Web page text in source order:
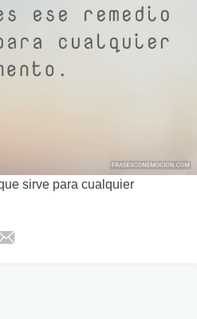
sirve para cualquier